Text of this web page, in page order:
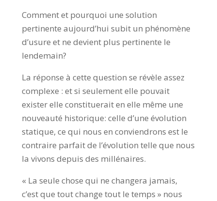
Comment et pourquoi une solution
pertinente aujourd’hui subit un phénomène
d’usure et ne devient plus pertinente le
lendemain?
La réponse à cette question se révèle assez
complexe : et si seulement elle pouvait
exister elle constituerait en elle même une
nouveauté historique: celle d’une évolution
statique, ce qui nous en conviendrons est le
contraire parfait de l’évolution telle que nous
la vivons depuis des millénaires.
« La seule chose qui ne changera jamais,
c’est que tout change tout le temps » nous